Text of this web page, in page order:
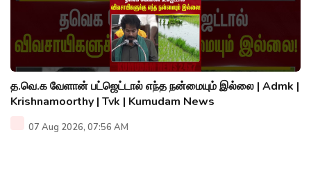
த.வெ.க வேளான் பட்ஜெட்டால் எந்த நன்மையும் இல்லை | Admk |
Krishnamoorthy | Tvk | Kumudam News
07 Aug 2026, 07:56 AM